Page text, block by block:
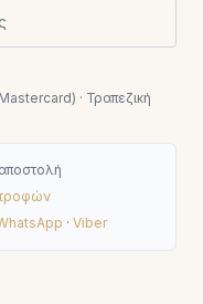
· Τραπεζική
· Viber